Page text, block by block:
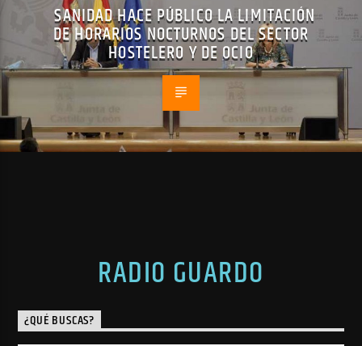
SANIDAD HACE PÚBLICO LA LIMITACIÓN
DE HORARIOS NOCTURNOS DEL SECTOR
HOSTELERO Y DE OCIO
RADIO GUARDO
¿QUÉ BUSCAS?